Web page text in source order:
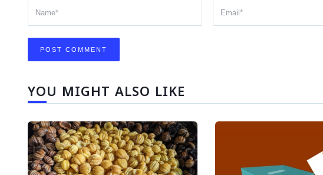
YOU MIGHT ALSO LIKE